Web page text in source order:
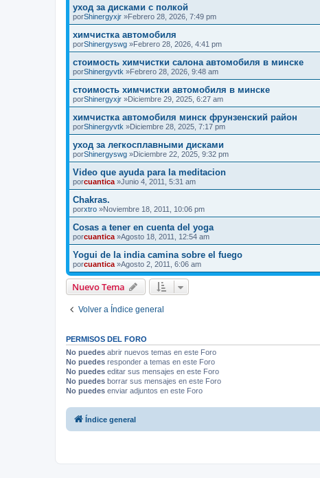
уход за дисками с полкой
porShinergyxjr »Febrero 28, 2026, 7:49 pm
химчистка автомобиля
porShinergyswg »Febrero 28, 2026, 4:41 pm
стоимость химчистки салона автомобиля в минске
porShinergyvtk »Febrero 28, 2026, 9:48 am
стоимость химчистки автомобиля в минске
porShinergyxjr »Diciembre 29, 2025, 6:27 am
химчистка автомобиля минск фрунзенский район
porShinergyvtk »Diciembre 28, 2025, 7:17 pm
уход за легкосплавными дисками
porShinergyswg »Diciembre 22, 2025, 9:32 pm
Video que ayuda para la meditacion
porcuantica »Junio 4, 2011, 5:31 am
Chakras.
porxtro »Noviembre 18, 2011, 10:06 pm
Cosas a tener en cuenta del yoga
porcuantica »Agosto 18, 2011, 12:54 am
Yogui de la india camina sobre el fuego
porcuantica »Agosto 2, 2011, 6:06 am
Nuevo Tema
Volver a Índice general
PERMISOS DEL FORO
No puedes abrir nuevos temas en este Foro
No puedes responder a temas en este Foro
No puedes editar sus mensajes en este Foro
No puedes borrar sus mensajes en este Foro
No puedes enviar adjuntos en este Foro
Índice general